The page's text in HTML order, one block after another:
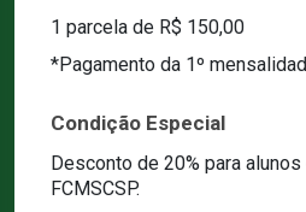
1 parcela de R$ 150,00
*Pagamento da 1º
Condição Especial
Desconto de 20% para alunos
FCMSCSP.